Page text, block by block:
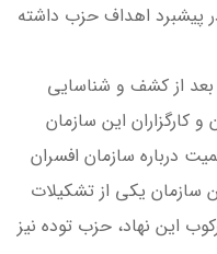
پیشبرد اهداف حزب داشته
سازمان افسران بالاخره در سال 1333 بعد از کشف و شناسایی
کارگزاران این سازمان
درباره سازمان افسران
سازمان یکی از تشکیلات
این نهاد، حزب توده نیز